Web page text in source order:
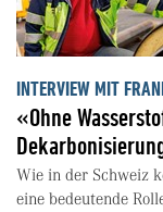
INTERVIEW MIT
«Ohne
Wie in der Schweiz
eine bedeutende